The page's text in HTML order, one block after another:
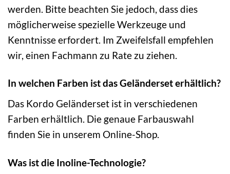
werden. Bitte beachten Sie jedoch, dass dies
möglicherweise spezielle Werkzeuge und
Kenntnisse erfordert. Im Zweifelsfall empfehlen
wir, einen Fachmann zu Rate zu ziehen.
In welchen Farben ist das Geländerset erhältlich?
Das Kordo Geländerset ist in verschiedenen
Farben erhältlich. Die genaue Farbauswahl
finden Sie in unserem Online-Shop.
Was ist die Inoline-Technologie?